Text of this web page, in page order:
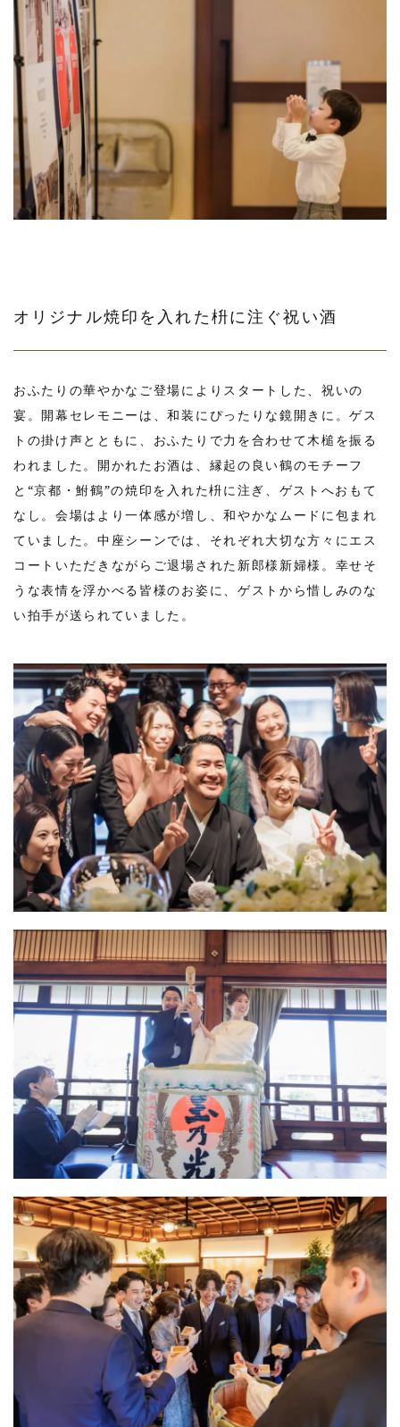
オリジナル焼印を入れた枡に注ぐ祝い酒
おふたりの華やかなご登場によりスタートした、祝いの
宴。開幕セレモニーは、和装にぴったりな鏡開きに。ゲス
トの掛け声とともに、おふたりで力を合わせて木槌を振る
われました。開かれたお酒は、縁起の良い鶴のモチーフ
と“京都・鮒鶴”の焼印を入れた枡に注ぎ、ゲストへおもて
なし。会場はより一体感が増し、和やかなムードに包まれ
ていました。中座シーンでは、それぞれ大切な方々にエス
コートいただきながらご退場された新郎様新婦様。幸せそ
うな表情を浮かべる皆様のお姿に、ゲストから惜しみのな
い拍手が送られていました。